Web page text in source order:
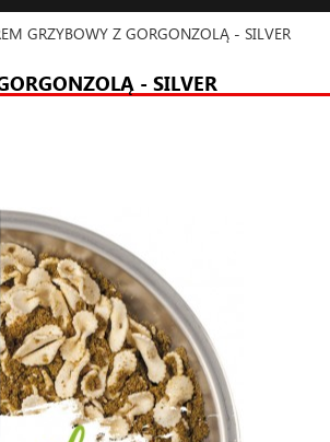
GRZYBOWY Z GORGONZOLĄ - SILVER
- SILVER